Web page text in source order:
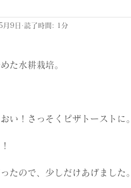
月9日 読了時間: 1分
た水耕栽培。
い！さっそくピザトーストに。
たので、少しだけあげました。